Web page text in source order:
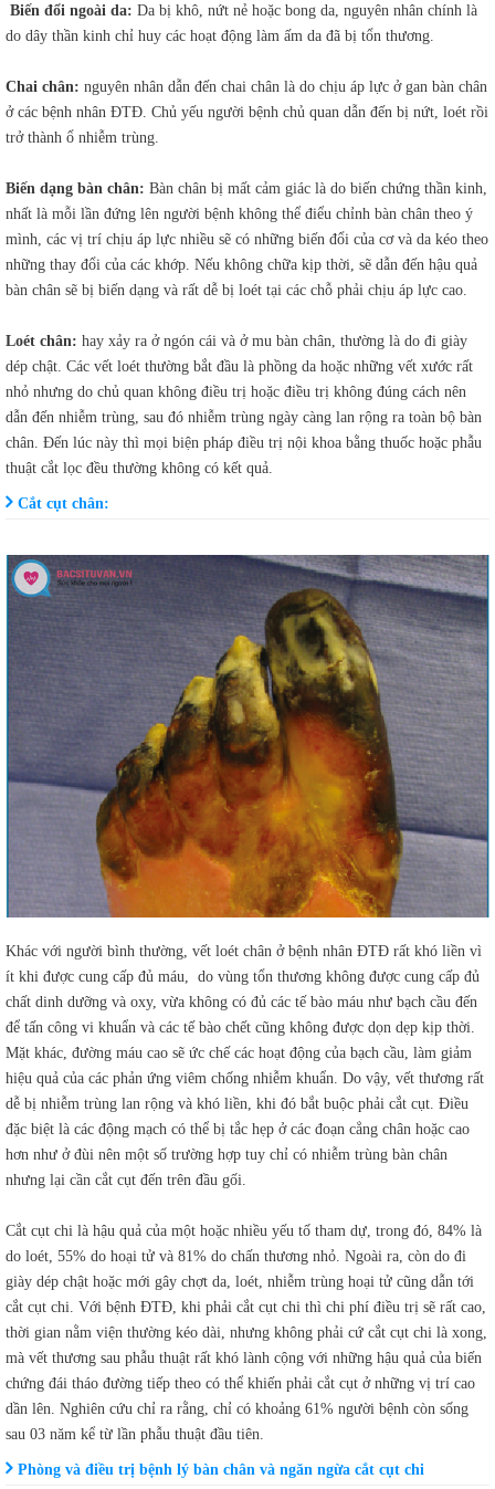
Biến đổi ngoài da: Da bị khô, nứt nẻ hoặc bong da, nguyên nhân chính là
do dây thần kinh chỉ huy các hoạt động làm ấm da đã bị tổn thương.
Chai chân: nguyên nhân dẫn đến chai chân là do chịu áp lực ở gan bàn chân
ở các bệnh nhân ĐTĐ. Chủ yếu người bệnh chủ quan dẫn đến bị nứt, loét rồi
trở thành ổ nhiễm trùng.
Biến dạng bàn chân: Bàn chân bị mất cảm giác là do biến chứng thần kinh,
nhất là mỗi lần đứng lên người bệnh không thể điểu chỉnh bàn chân theo ý
mình, các vị trí chịu áp lực nhiều sẽ có những biến đổi của cơ và da kéo theo
những thay đổi của các khớp. Nếu không chữa kịp thời, sẽ dẫn đến hậu quả
bàn chân sẽ bị biến dạng và rất dễ bị loét tại các chỗ phải chịu áp lực cao.
Loét chân: hay xảy ra ở ngón cái và ở mu bàn chân, thường là do đi giày
dép chật. Các vết loét thường bắt đầu là phồng da hoặc những vết xước rất
nhỏ nhưng do chủ quan không điều trị hoặc điều trị không đúng cách nên
dẫn đến nhiễm trùng, sau đó nhiễm trùng ngày càng lan rộng ra toàn bộ bàn
chân. Đến lúc này thì mọi biện pháp điều trị nội khoa bằng thuốc hoặc phẫu
thuật cắt lọc đều thường không có kết quả.
Cắt cụt chân:
Khác với người bình thường, vết loét chân ở bệnh nhân ĐTĐ rất khó liền vì
ít khi được cung cấp đủ máu, do vùng tổn thương không được cung cấp đủ
chất dinh dưỡng và oxy, vừa không có đủ các tế bào máu như bạch cầu đến
để tấn công vi khuẩn và các tế bào chết cũng không được dọn dẹp kịp thời.
Mặt khác, đường máu cao sẽ ức chế các hoạt động của bạch cầu, làm giảm
hiệu quả của các phản ứng viêm chống nhiễm khuẩn. Do vậy, vết thương rất
dễ bị nhiễm trùng lan rộng và khó liền, khi đó bắt buộc phải cắt cụt. Điều
đặc biệt là các động mạch có thể bị tắc hẹp ở các đoạn cẳng chân hoặc cao
hơn như ở đùi nên một số trường hợp tuy chỉ có nhiễm trùng bàn chân
nhưng lại cần cắt cụt đến trên đầu gối.
Cắt cụt chi là hậu quả của một hoặc nhiều yếu tố tham dự, trong đó, 84% là
do loét, 55% do hoại tử và 81% do chấn thương nhỏ. Ngoài ra, còn do đi
giày dép chật hoặc mới gây chợt da, loét, nhiễm trùng hoại tử cũng dẫn tới
cắt cụt chi. Với bệnh ĐTĐ, khi phải cắt cụt chi thì chi phí điều trị sẽ rất cao,
thời gian nằm viện thường kéo dài, nhưng không phải cứ cắt cụt chi là xong,
mà vết thương sau phẫu thuật rất khó lành cộng với những hậu quả của biến
chứng đái tháo đường tiếp theo có thể khiến phải cắt cụt ở những vị trí cao
dần lên. Nghiên cứu chỉ ra rằng, chỉ có khoảng 61% người bệnh còn sống
sau 03 năm kể từ lần phẫu thuật đầu tiên.
Phòng và điều trị bệnh lý bàn chân và ngăn ngừa cắt cụt chi